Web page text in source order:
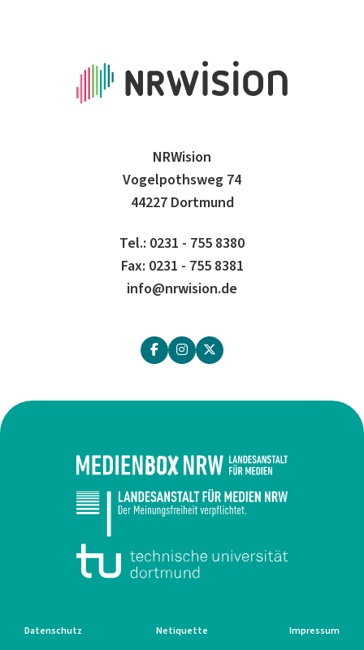
NRWision
Vogelpothsweg 74
44227 Dortmund
Tel.: 0231 - 755 8380
Fax: 0231 - 755 8381
info@nrwision.de
Datenschutz Netiquette Impressum